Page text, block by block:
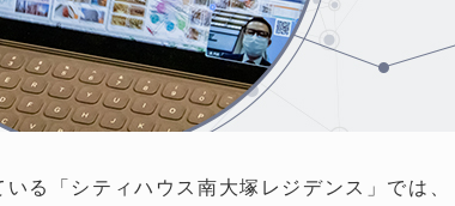
る「シティハウス南大塚レジデンス」では、